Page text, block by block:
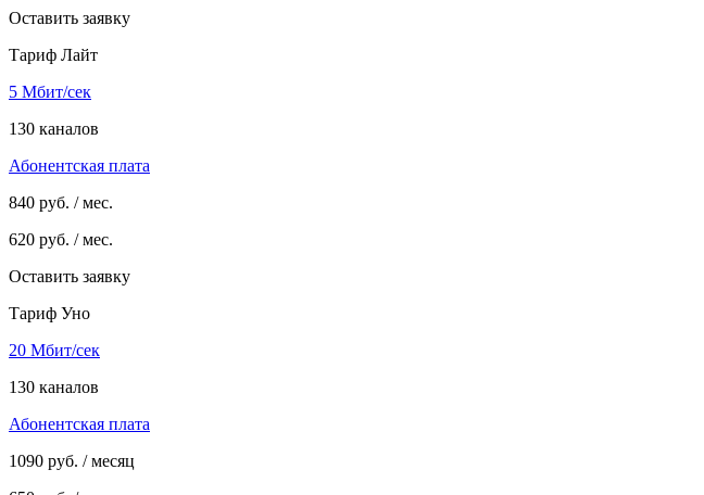
Оставить заявку
Тариф Лайт
5 Мбит/сек
130 каналов
Абонентская плата
840 руб. / мес.
620 руб. / мес.
Оставить заявку
Тариф Уно
20 Мбит/сек
130 каналов
Абонентская плата
1090 руб. / месяц